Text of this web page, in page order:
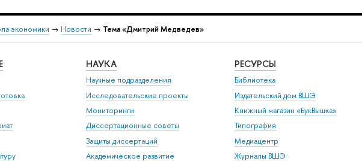
экономики → Новости → Тема «Дмитрий Медведев»
НАУКА
Научные подразделения
Исследовательские проекты
Мониторинги
Диссертационные советы
Защиты диссертаций
Академическое развитие
РЕСУРСЫ
Библиотека
Издательский дом ВШЭ
Книжный магазин «БукВышка»
Типография
Медиацентр
Журналы ВШЭ